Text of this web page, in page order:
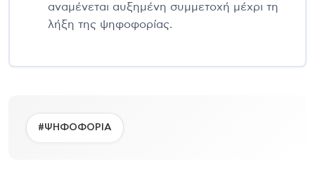
αναμένεται αυξημένη συμμετοχή μέχρι τη
λήξη της ψηφοφορίας.
#ΨΗΦΟΦΟΡΙΑ